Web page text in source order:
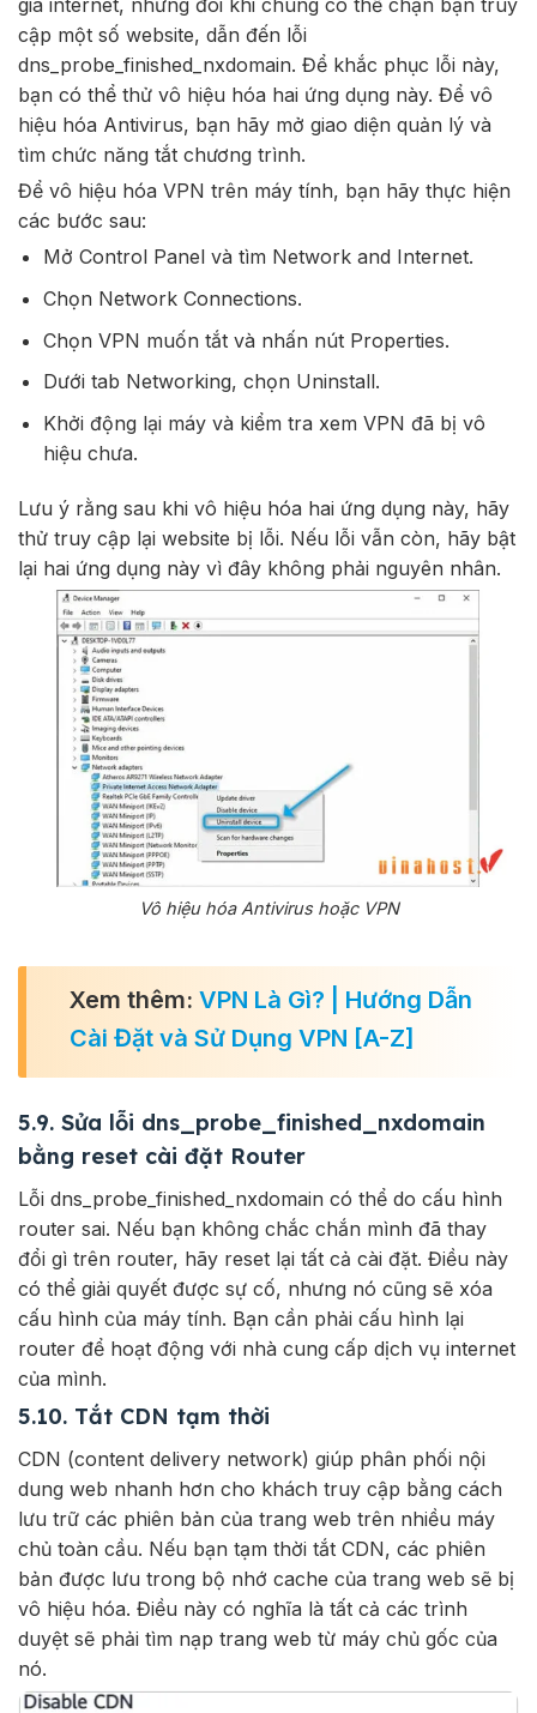
gia internet, nhưng đôi khi chúng có thể chặn bạn truy
cập một số website, dẫn đến lỗi
dns_probe_finished_nxdomain. Để khắc phục lỗi này,
bạn có thể thử vô hiệu hóa hai ứng dụng này. Để vô
hiệu hóa Antivirus, bạn hãy mở giao diện quản lý và
tìm chức năng tắt chương trình.
Để vô hiệu hóa VPN trên máy tính, bạn hãy thực hiện
các bước sau:
Mở Control Panel và tìm Network and Internet.
Chọn Network Connections.
Chọn VPN muốn tắt và nhấn nút Properties.
Dưới tab Networking, chọn Uninstall.
Khởi động lại máy và kiểm tra xem VPN đã bị vô
hiệu chưa.
Lưu ý rằng sau khi vô hiệu hóa hai ứng dụng này, hãy
thử truy cập lại website bị lỗi. Nếu lỗi vẫn còn, hãy bật
lại hai ứng dụng này vì đây không phải nguyên nhân.
Vô hiệu hóa Antivirus hoặc VPN
Xem thêm: VPN Là Gì? | Hướng Dẫn
Cài Đặt và Sử Dụng VPN [A-Z]
5.9. Sửa lỗi dns_probe_finished_nxdomain
bằng reset cài đặt Router
Lỗi dns_probe_finished_nxdomain có thể do cấu hình
router sai. Nếu bạn không chắc chắn mình đã thay
đổi gì trên router, hãy reset lại tất cả cài đặt. Điều này
có thể giải quyết được sự cố, nhưng nó cũng sẽ xóa
cấu hình của máy tính. Bạn cần phải cấu hình lại
router để hoạt động với nhà cung cấp dịch vụ internet
của mình.
5.10. Tắt CDN tạm thời
CDN (content delivery network) giúp phân phối nội
dung web nhanh hơn cho khách truy cập bằng cách
lưu trữ các phiên bản của trang web trên nhiều máy
chủ toàn cầu. Nếu bạn tạm thời tắt CDN, các phiên
bản được lưu trong bộ nhớ cache của trang web sẽ bị
vô hiệu hóa. Điều này có nghĩa là tất cả các trình
duyệt sẽ phải tìm nạp trang web từ máy chủ gốc của
nó.